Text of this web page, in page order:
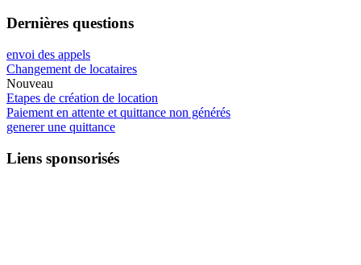
Dernières questions
envoi des appels
Changement de locataires
Nouveau
Etapes de création de location
Paiement en attente et quittance non générés
generer une quittance
Liens sponsorisés